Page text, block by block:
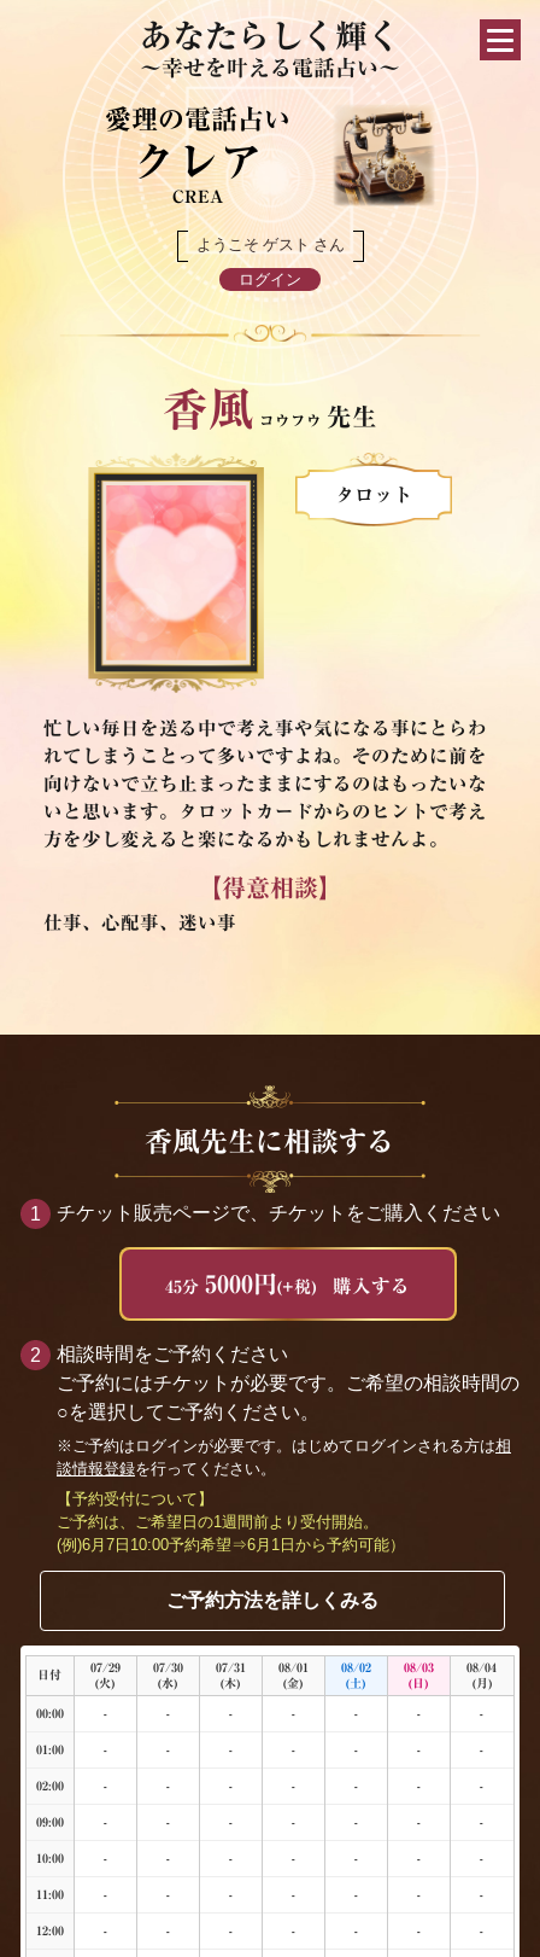
愛理の電話占い
クレア
CREA
ようこそ ゲスト さん
ログイン
あなたらしく輝く
～幸せを叶える電話占い～
香風 コウフウ 先生
タロット
忙しい毎日を送る中で考え事や気になる事にとらわ
れてしまうことって多いですよね。そのために前を
向けないで立ち止まったままにするのはもったいな
いと思います。タロットカードからのヒントで考え
方を少し変えると楽になるかもしれませんよ。
【得意相談】
仕事、心配事、迷い事
香風先生に相談する
チケット販売ページで、チケットをご購入ください
45分5000円(+税) 購入する
相談時間をご予約ください
ご予約にはチケットが必要です。ご希望の相談時間の
○を選択してご予約ください。
※ご予約はログインが必要です。はじめてログインされる方は相
談情報登録を行ってください。
【予約受付について】
ご予約は、ご希望日の1週間前より受付開始。
(例)6月7日10:00予約希望⇒6月1日から予約可能）
ご予約方法を詳しくみる
日付
07/29
(火)
07/30
(水)
07/31
(木)
08/01
(金)
08/02
(土)
08/03
(日)
08/04
(月)
00:00 - - - - - - -
01:00 - - - - - - -
02:00 - - - - - - -
09:00 - - - - - - -
10:00 - - - - - - -
11:00 - - - - - - -
12:00 - - - - - - -